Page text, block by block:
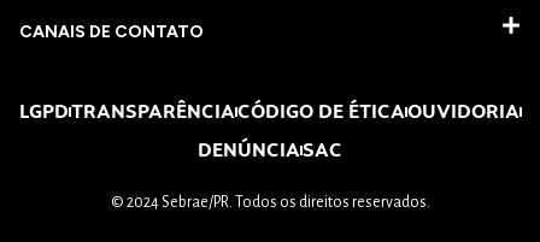
CANAIS DE CONTATO
LGPDTRANSPARÊNCIACÓDIGO DE ÉTICAOUVIDORIA
DENÚNCIASAC
© 2024 Sebrae/PR. Todos os direitos reservados.